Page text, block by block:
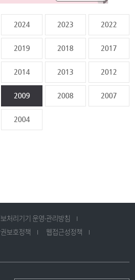
2024 2023 2022
2019 2018 2017
2014 2013 2012
2009 2008 2007
2004
처리기기 운영·관리방침
보호정책
웹접근성정책